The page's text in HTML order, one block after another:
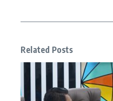
Related Posts